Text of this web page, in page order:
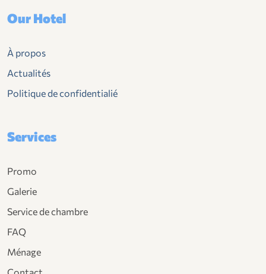
Our Hotel
À propos
Actualités
Politique de confidentialié
Services
Promo
Galerie
Service de chambre
FAQ
Ménage
Contact